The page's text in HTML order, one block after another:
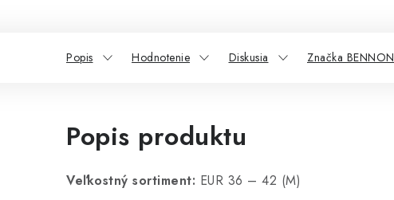
Popis Hodnotenie Diskusia Značka BENNON
Popis produktu
Veľkostný sortiment: EUR 36 – 42 (M)